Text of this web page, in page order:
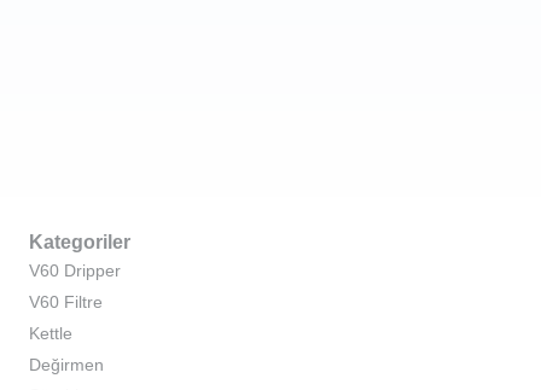
Kategoriler
V60 Dripper
V60 Filtre
Kettle
Değirmen